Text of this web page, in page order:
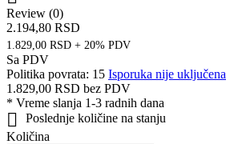
Review (0)
2.194,80 RSD
1.829,00 RSD + 20% PDV
Sa PDV
Politika povrata: 15 Isporuka nije uključena
1.829,00 RSD bez PDV
* Vreme slanja 1-3 radnih dana

Poslednje količine na stanju
Količina